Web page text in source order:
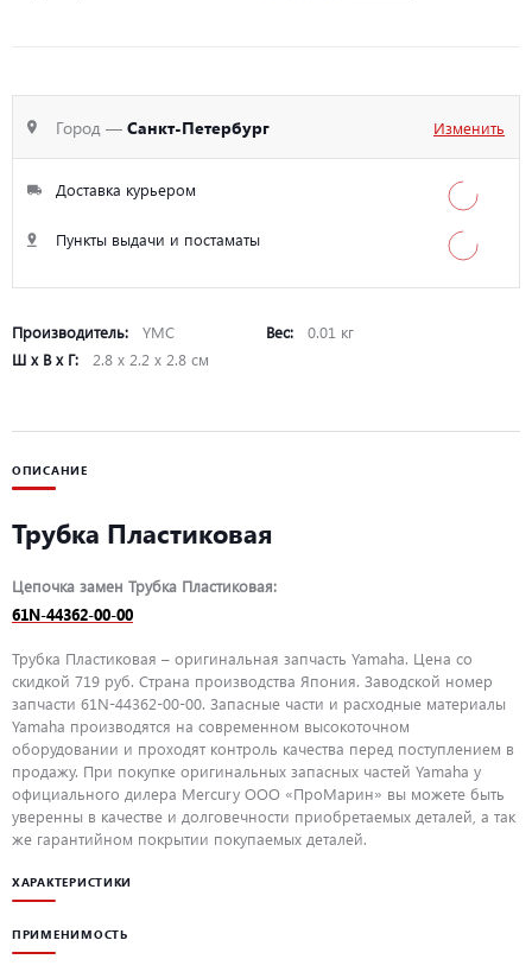
Город — Санкт-Петербург Изменить
Доставка курьером
Пункты выдачи и постаматы
Производитель: YMC Вес:
0.01 кг
Ш х В х Г:
2.8 х 2.2 х 2.8 см
ОПИСАНИЕ
Трубка Пластиковая
Цепочка замен Трубка Пластиковая:
61N-44362-00-00
Трубка Пластиковая – оригинальная запчасть Yamaha. Цена со
скидкой 719 руб. Страна производства Япония. Заводской номер
запчасти 61N-44362-00-00. Запасные части и расходные материалы
Yamaha производятся на современном высокоточном
оборудовании и проходят контроль качества перед поступлением в
продажу. При покупке оригинальных запасных частей Yamaha у
официального дилера Mercury ООО «ПроМарин» вы можете быть
уверенны в качестве и долговечности приобретаемых деталей, а так
же гарантийном покрытии покупаемых деталей.
ХАРАКТЕРИСТИКИ
ПРИМЕНИМОСТЬ